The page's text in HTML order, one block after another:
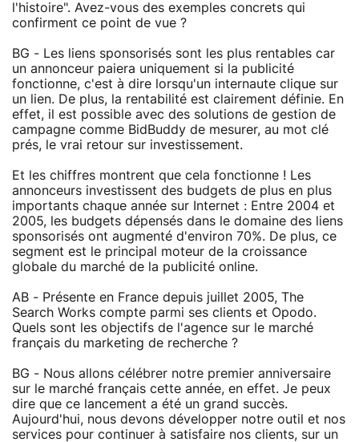
l'histoire". Avez-vous des exemples concrets qui
confirment ce point de vue ?
BG - Les liens sponsorisés sont les plus rentables car
un annonceur paiera uniquement si la publicité
fonctionne, c'est à dire lorsqu'un internaute clique sur
un lien. De plus, la rentabilité est clairement définie. En
effet, il est possible avec des solutions de gestion de
campagne comme BidBuddy de mesurer, au mot clé
prés, le vrai retour sur investissement.
Et les chiffres montrent que cela fonctionne ! Les
annonceurs investissent des budgets de plus en plus
importants chaque année sur Internet : Entre 2004 et
2005, les budgets dépensés dans le domaine des liens
sponsorisés ont augmenté d'environ 70%. De plus, ce
segment est le principal moteur de la croissance
globale du marché de la publicité online.
AB - Présente en France depuis juillet 2005, The
Search Works compte parmi ses clients et Opodo.
Quels sont les objectifs de l'agence sur le marché
français du marketing de recherche ?
BG - Nous allons célébrer notre premier anniversaire
sur le marché français cette année, en effet. Je peux
dire que ce lancement a été un grand succès.
Aujourd'hui, nous devons développer notre outil et nos
services pour continuer à satisfaire nos clients, sur un